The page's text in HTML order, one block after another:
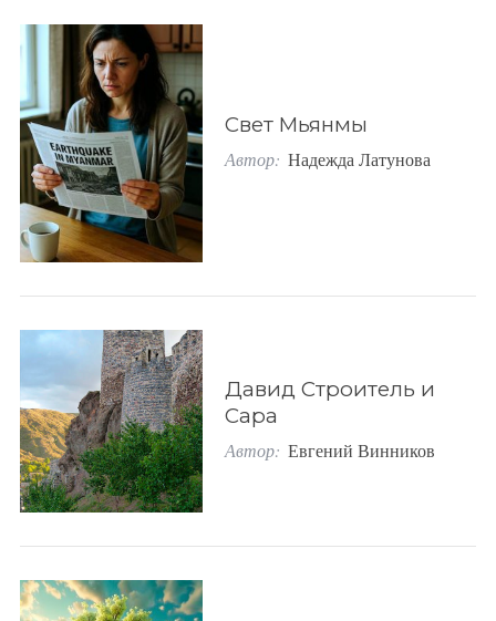
o
r
Свет Мьянмы
Автор: Надежда Латунова
Давид Строитель и
Сара
Автор: Евгений Винников